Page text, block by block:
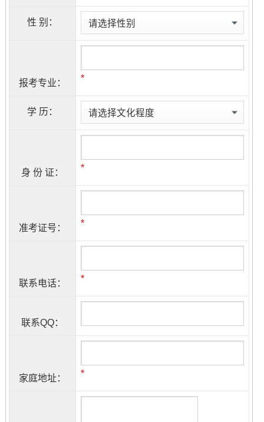
性 别：
报考专业： *
学 历：
身 份 证： *
准考证号： *
联系电话： *
联系QQ：
家庭地址： *